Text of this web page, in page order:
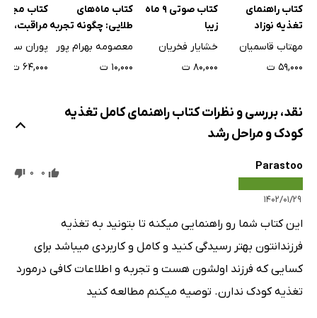
نکات ایمنی
تغذیه در دوران بلوغ
تغذیه در دوران بارداری
بیماری‌های عفونی
شیر مادر چگونه ساخته می‌شود
شیر چگونه از پستان‌ خارج می‌شود
ترکیبات شیر‌مادر
شیر موجود در پستان آماده‌ی شیردهی
طریقه‌ی تغذیه نوزاد با شیر مادر
موقعیت نوزاد به هنگام شیر‌خوردن
کتاب راهنمای
تغذیه نوزاد
مهتاب قاسمیان
۵۹,۰۰۰ ت
کتاب صوتی 9 ماه
زیبا
خشایار فخریان
۸۰,۰۰۰ ت
کتاب ماه‌های
طلایی: چگونه تجربه
بارداری زیبایی
معصومه بهرام پور
۱۰,۰۰۰ ت
کتاب
مراقبت،
آموزش
پوران سامی
۶۴,۰۰۰ ت
نقد، بررسی و نظرات کتاب راهنمای کامل تغذیه
کودک و مراحل رشد
Parastoo
۱۴۰۲/۰۱/۲۹
0
0
این کتاب شما رو راهنمایی میکنه تا بتونید به تغذیه
فرزندانتون بهتر رسیدگی کنید و کامل و کاربردی میباشد برای
کسایی که فرزند اولشون هست و تجربه و اطلاعات کافی درمورد
تغذیه کودک ندارن. توصیه میکنم مطالعه کنید